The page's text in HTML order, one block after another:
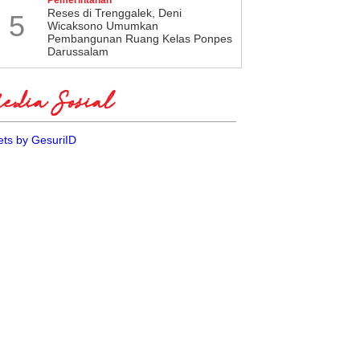
5
​Reses di Trenggalek, Deni
Wicaksono Umumkan
Pembangunan Ruang Kelas Ponpes
Darussalam
Sosial
by GesuriID